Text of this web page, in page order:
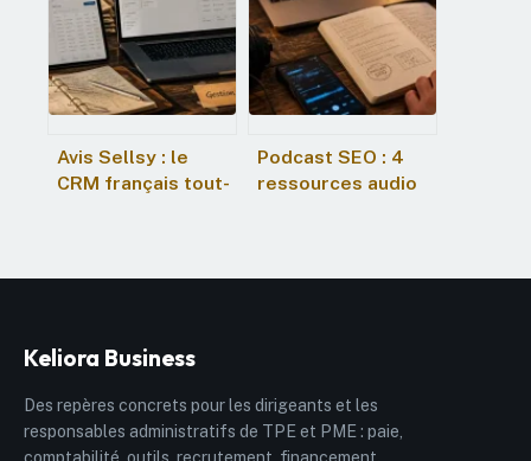
marché local
Avis Sellsy : le
CRM français tout-
Podcast SEO : 4
ressources audio
Keliora Business
Des repères concrets pour les dirigeants et les
responsables administratifs de TPE et PME : paie,